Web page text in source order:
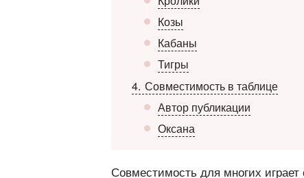
Козы
Кабаны
Тигры
4 Совместимость в таблице
Автор публикации
Оксана
Совместимость для многих